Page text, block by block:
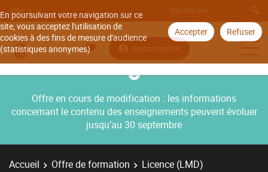
En poursuivant votre navigation sur ce
site, vous acceptez l'utilisation de
cookies à des fins de mesure d'audience
(statistiques anonymes).
Accepter Refuser
Aller à
Se connecter
Offre en cours de modification : les informations
concernant le contenu des enseignements peuvent évoluer
jusqu’au 30 septembre
Accueil Offre de formation
Licence (LMD)